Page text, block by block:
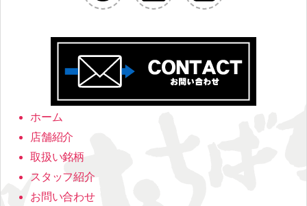
ホーム
店舗紹介
取扱い銘柄
スタッフ紹介
お問い合わせ